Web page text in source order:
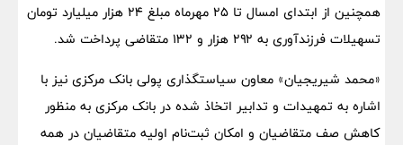
همچنین از ابتدای امسال تا ۲۵ مهرماه مبلغ ۲۴ هزار میلیارد تومان
تسهیلات فرزندآوری به ۲۹۲ هزار و ۱۳۲ متقاضی پرداخت شد.
«محمد شیریجیان» معاون سیاستگذاری پولی بانک مرکزی نیز با
اشاره به تمهیدات و تدابیر اتخاذ شده در بانک مرکزی به منظور
کاهش صف متقاضیان و امکان ثبت‌نام اولیه متقاضیان در همه